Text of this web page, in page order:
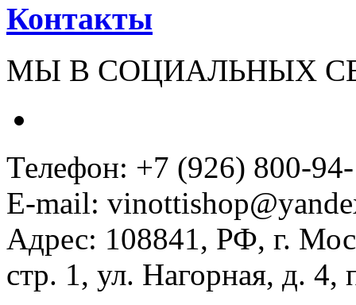
Контакты
МЫ В СОЦИАЛЬНЫХ
Телефон: +7 (926) 800-
E-mail:
Адрес: 108841, РФ, г.
стр. 1, ул. Нагорная, д.